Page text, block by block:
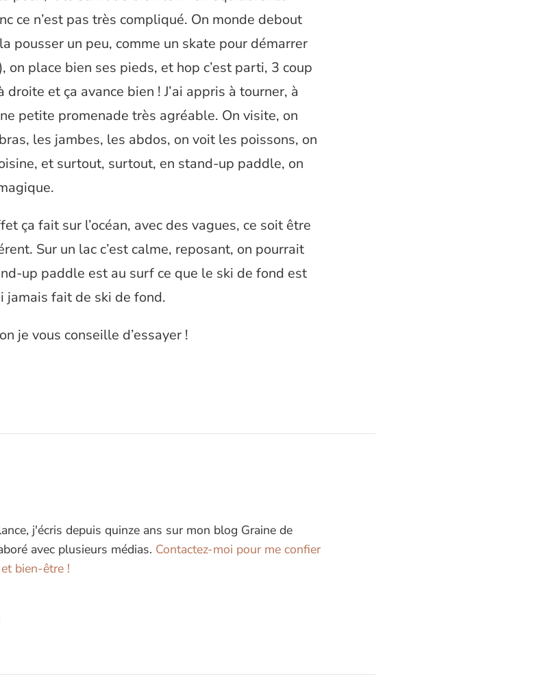
ce n’est pas très compliqué. On monde debout
pousser un peu, comme un skate pour démarrer
on place bien ses pieds, et hop c’est parti, 3 coup
droite et ça avance bien ! J’ai appris à tourner, à
petite promenade très agréable. On visite, on
les jambes, les abdos, on voit les poissons, on
et surtout, surtout, en stand-up paddle, on
ça fait sur l’océan, avec des vagues, ce soit être
Sur un lac c’est calme, reposant, on pourrait
up paddle est au surf ce que le ski de fond est
jamais fait de ski de fond.
je vous conseille d’essayer !
j'écris depuis quinze ans sur mon blog Graine de
avec plusieurs médias. Contactez-moi pour me confier
bien-être !